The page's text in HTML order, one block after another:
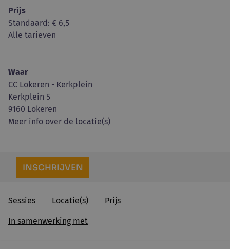
Prijs
Standaard: € 6,5
Alle tarieven
Waar
CC Lokeren - Kerkplein
Kerkplein 5
9160 Lokeren
Meer info over de locatie(s)
INSCHRIJVEN
Sessies Locatie(s) Prijs
In samenwerking met